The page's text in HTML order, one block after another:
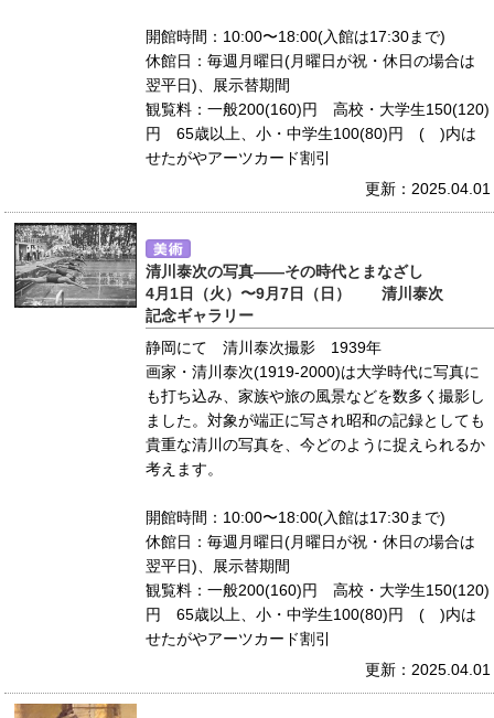
開館時間：10:00〜18:00(入館は17:30まで)
休館日：毎週月曜日(月曜日が祝・休日の場合は
翌平日)、展示替期間
観覧料：一般200(160)円 高校・大学生150(120)
円 65歳以上、小・中学生100(80)円 ( )内は
せたがやアーツカード割引
更新：2025.04.01
清川泰次の写真――その時代とまなざし
4月1日（火）〜9月7日（日） 清川泰次
記念ギャラリー
静岡にて 清川泰次撮影 1939年
画家・清川泰次(1919-2000)は大学時代に写真に
も打ち込み、家族や旅の風景などを数多く撮影し
ました。対象が端正に写され昭和の記録としても
貴重な清川の写真を、今どのように捉えられるか
考えます。
開館時間：10:00〜18:00(入館は17:30まで)
休館日：毎週月曜日(月曜日が祝・休日の場合は
翌平日)、展示替期間
観覧料：一般200(160)円 高校・大学生150(120)
円 65歳以上、小・中学生100(80)円 ( )内は
せたがやアーツカード割引
更新：2025.04.01